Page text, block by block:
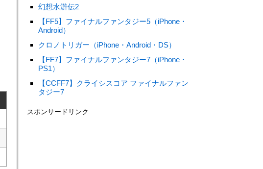
幻想水滸伝2
【FF5】ファイナルファンタジー5（iPhone・
Android）
クロノトリガー（iPhone・Android・DS）
【FF7】ファイナルファンタジー7（iPhone・
PS1）
【CCFF7】クライシスコア ファイナルファン
タジー7
スポンサードリンク